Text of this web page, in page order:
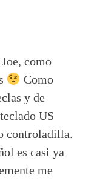
como
Como
y de
US
controladilla.
es casi ya
me